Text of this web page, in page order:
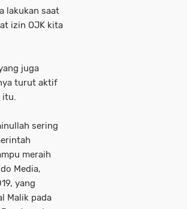
lakukan saat
izin OJK kita
juga
turut aktif
itu.
sering
meraih
Media,
yang
Malik pada